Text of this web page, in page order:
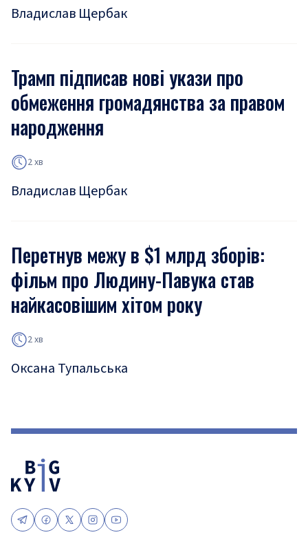
Владислав Щербак
Трамп підписав нові укази про
обмеження громадянства за правом
народження
2 хв
Владислав Щербак
Перетнув межу в $1 млрд зборів:
фільм про Людину-Павука став
найкасовішим хітом року
2 хв
Оксана Тупальська